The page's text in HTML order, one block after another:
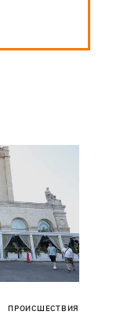
ПРОИСШЕСТВИЯ